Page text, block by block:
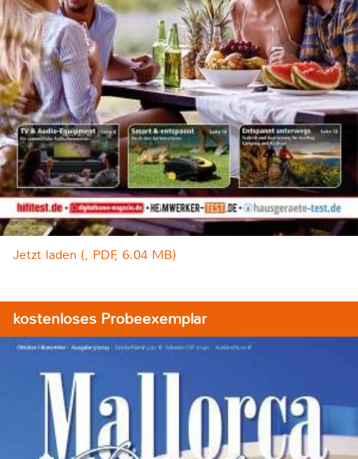
Jetzt laden (, PDF, 6.04 MB)
kostenloses Probeexemplar